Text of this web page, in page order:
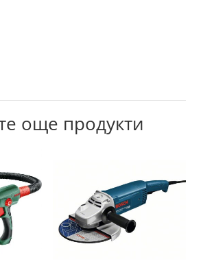
още продукти